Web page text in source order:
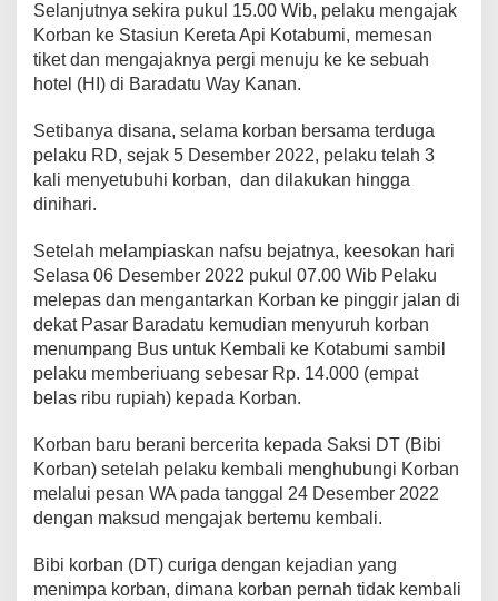
Selanjutnya sekira pukul 15.00 Wib, pelaku mengajak
Korban ke Stasiun Kereta Api Kotabumi, memesan
tiket dan mengajaknya pergi menuju ke ke sebuah
hotel (HI) di Baradatu Way Kanan.
Setibanya disana, selama korban bersama terduga
pelaku RD, sejak 5 Desember 2022, pelaku telah 3
kali menyetubuhi korban, dan dilakukan hingga
dinihari.
Setelah melampiaskan nafsu bejatnya, keesokan hari
Selasa 06 Desember 2022 pukul 07.00 Wib Pelaku
melepas dan mengantarkan Korban ke pinggir jalan di
dekat Pasar Baradatu kemudian menyuruh korban
menumpang Bus untuk Kembali ke Kotabumi sambil
pelaku memberiuang sebesar Rp. 14.000 (empat
belas ribu rupiah) kepada Korban.
Korban baru berani bercerita kepada Saksi DT (Bibi
Korban) setelah pelaku kembali menghubungi Korban
melalui pesan WA pada tanggal 24 Desember 2022
dengan maksud mengajak bertemu kembali.
Bibi korban (DT) curiga dengan kejadian yang
menimpa korban, dimana korban pernah tidak kembali